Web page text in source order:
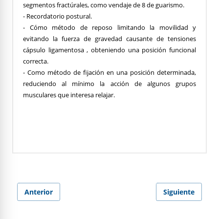
segmentos fractúrales, como vendaje de 8 de guarismo.
- Recordatorio postural.
- Cómo método de reposo limitando la movilidad y
evitando la fuerza de gravedad causante de tensiones
cápsulo ligamentosa , obteniendo una posición funcional
correcta.
- Como método de fijación en una posición determinada,
reduciendo al mínimo la acción de algunos grupos
musculares que interesa relajar.
Anterior Siguiente